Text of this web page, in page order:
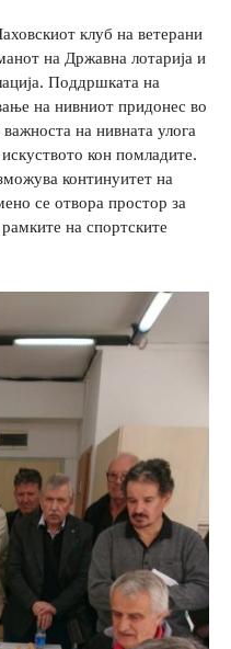
клуб на ветерани
на Државна лотарија и
Поддршката на
на нивниот придонес во
на нивната улога
кон помладите.
континуитет на
се отвора простор за
на спортските